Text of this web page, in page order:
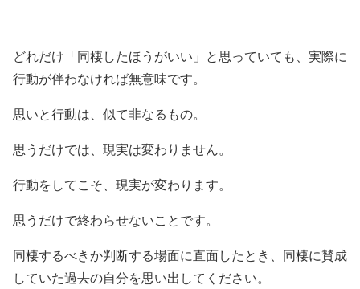
どれだけ「同棲したほうがいい」と思っていても、実際に
行動が伴わなければ無意味です。
思いと行動は、似て非なるもの。
思うだけでは、現実は変わりません。
行動をしてこそ、現実が変わります。
思うだけで終わらせないことです。
同棲するべきか判断する場面に直面したとき、同棲に賛成
していた過去の自分を思い出してください。